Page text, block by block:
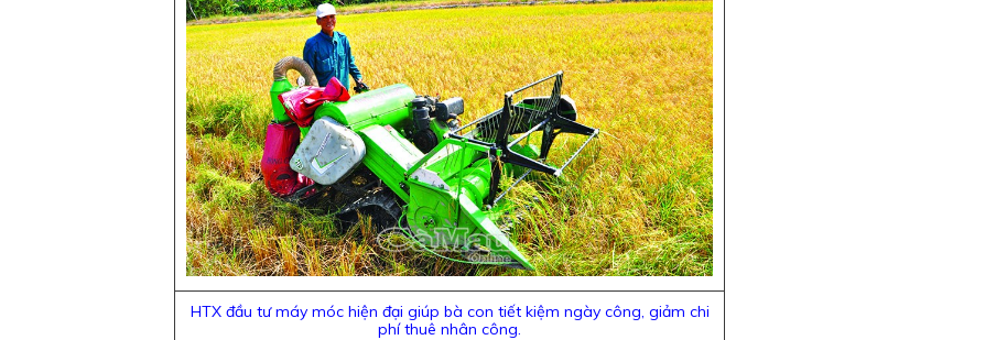
HTX đầu tư máy móc hiện đại giúp bà con tiết kiệm ngày công, giảm chi
phí thuê nhân công.